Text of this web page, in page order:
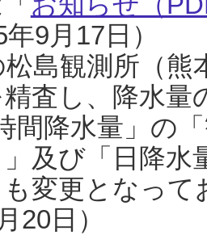
9月17日）
島観測所（熊
査し、降水
間降水量」の
及び「日降
変更となっ
20日）